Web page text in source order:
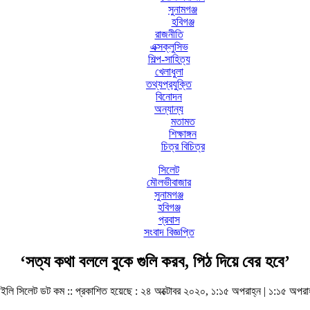
সুনামগঞ্জ
হবিগঞ্জ
রাজনীতি
এক্সক্লুসিভ
শিল্প-সাহিত্য
খেলাধুলা
তথ্যপ্রযুক্তি
বিনোদন
অন্যান্য
মতামত
শিক্ষাঙ্গন
চিত্র বিচিত্র
সিলেট
মৌলভীবাজার
সুনামগঞ্জ
হবিগঞ্জ
প্রবাস
সংবাদ বিজ্ঞপ্তি
‘সত্য কথা বললে বুকে গুলি করব, পিঠ দিয়ে বের হবে’
সিলেট ডট কম ::প্রকাশিত হয়েছে : ২৪ অক্টোবর ২০২০, ১:১৫ অপরাহ্ন | ১:১৫